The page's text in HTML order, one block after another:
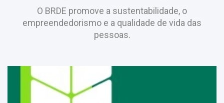
O BRDE promove a sustentabilidade, o
empreendedorismo e a qualidade de vida das
pessoas.